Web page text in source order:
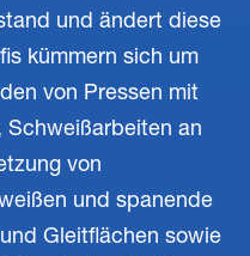
und ändert diese
kümmern sich um
von Pressen mit
Schweißarbeiten an
von
und spanende
Gleitflächen sowie